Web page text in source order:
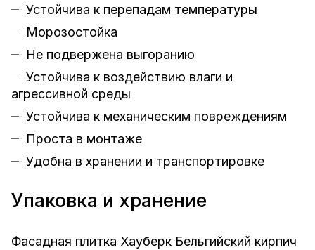
Устойчива к перепадам температуры
Морозостойка
Не подвержена выгоранию
Устойчива к воздействию влаги и
агрессивной среды
Устойчива к механическим повреждениям
Проста в монтаже
Удобна в хранении и транспортировке
Упаковка и хранение
Фасадная плитка Хауберк Бельгийский кирпич